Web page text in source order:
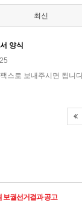
최신
양식
스로 보내주시면 됩
보궐선거결과 공고